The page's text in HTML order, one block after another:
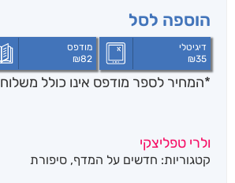
הוספה לסל
דיגיטלי
₪35
מודפס
₪82
*המחיר לספר מודפס אינו כולל משלוח
ולרי טפליצקי
קטגוריות: חדשים על המדף, סיפורת